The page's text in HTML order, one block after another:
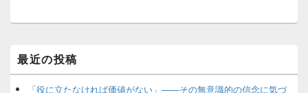
稿:
イ
ン
サ
最近の投稿
「役に立たなければ価値がない」——その無意識的の信念に気づ